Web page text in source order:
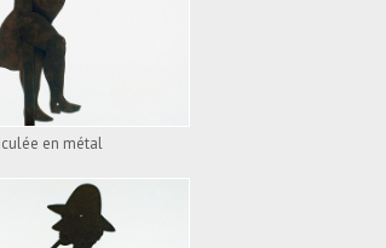
VOIR L'APPAREIL
en métal